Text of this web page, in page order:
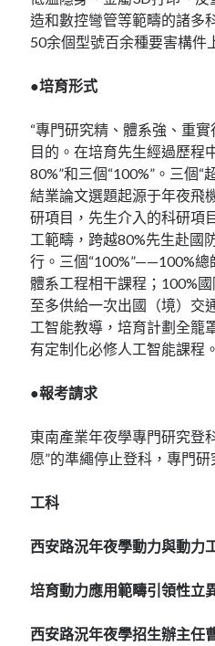
造和數控彎管等範疇的諸多
50余個型號百余種要害構件
●培育形式
“專門研究精、體系強、重
目的。在培育先生經過歷程
80%”和三個“100%”。三個
結業論文選題起源于年夜飛
研項目，先生介入的科研項
工範疇，跨越80%先生赴國
行。三個“100%”——100%
體系工程相干課程；100%
至多供給一次出國（境）交
工智能教導，培育計劃全籠
有定制化必修人工智能課程。
●報考請求
東南產業年夜學專門研究登
愿”的準繩停止登科，專門研
工科
西安路況年夜學動力與動力
培育動力應用範疇引領性立
西安路況年夜學招生辦主任